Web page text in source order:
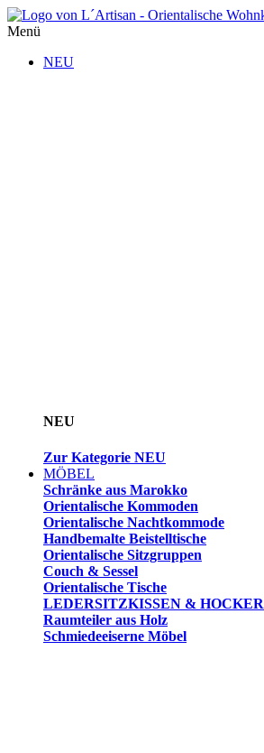
Menü
NEU
NEU
Zur Kategorie NEU
MÖBEL
Schränke aus Marokko
Orientalische Kommoden
Orientalische Nachtkommode
Handbemalte Beistelltische
Orientalische Sitzgruppen
Couch & Sessel
Orientalische Tische
LEDERSITZKISSEN & HOCKER
Raumteiler aus Holz
Schmiedeeiserne Möbel